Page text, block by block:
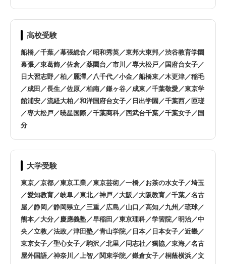
高校受験
船橋／千葉／幕張総合／昭和秀英／東邦大東邦／渋谷教育学園
幕張／東葛飾／佐倉／薬園台／市川／専大松戸／国府台女子／
日大習志野／柏／麗澤／八千代／小金／船橋東／木更津／稲毛
／成田／長生／佐原／柏南／鎌ヶ谷／成東／千葉敬愛／東京学
館浦安／流経大柏／和洋国府台女子／日出学園／千葉西／匝瑳
／専大松戸／暁星国際／千葉商科／西武台千葉／千葉女子／国
分
大学受験
東京／京都／東京工業／東京芸術／一橋／お茶の水女子／埼玉
／愛知教育／岐阜／東北／神戸／大阪／大阪教育／千葉／名古
屋／静岡／静岡県立／三重／広島／山口／高知／九州／琉球／
熊本／大分／慶應義塾／早稲田／東京理科／学習院／明治／中
央／立教／法政／津田塾／青山学院／日本／日本女子／近畿／
東京女子／聖心女子／駒沢／北里／同志社／獨協／東海／名古
屋外国語／神奈川／上智／関東学院／鎌倉女子／桐蔭横浜／文